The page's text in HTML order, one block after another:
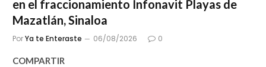
en el fraccionamiento Infonavit Playas de
Mazatlán, Sinaloa
PorYa te Enteraste 06/08/2026 0
COMPARTIR